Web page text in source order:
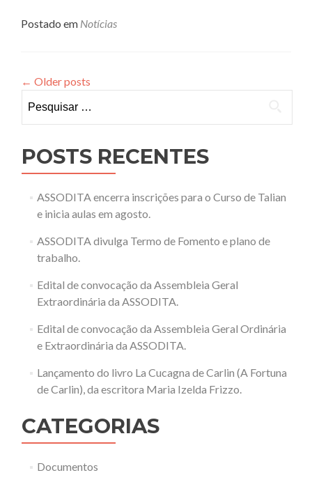
about
Assembleia
Postado em Notícias
← Older posts
por:
POSTS RECENTES
ASSODITA encerra inscrições para o Curso de Talian
e inicia aulas em agosto.
ASSODITA divulga Termo de Fomento e plano de
trabalho.
Edital de convocação da Assembleia Geral
Extraordinária da ASSODITA.
Edital de convocação da Assembleia Geral Ordinária
e Extraordinária da ASSODITA.
Lançamento do livro La Cucagna de Carlin (A Fortuna
de Carlin), da escritora Maria Izelda Frizzo.
CATEGORIAS
Documentos